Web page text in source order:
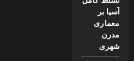
آسیا بر
معماری
مدرن
شهری